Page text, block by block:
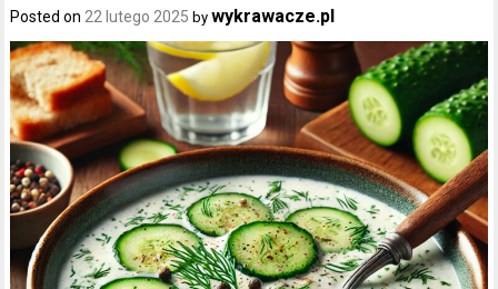
Posted on 22 lutego 2025 bywykrawacze.pl